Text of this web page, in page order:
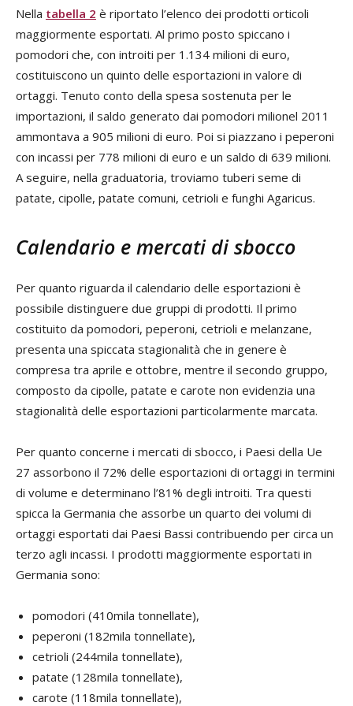
Nella tabella 2 è riportato l’elenco dei prodotti orticoli
maggiormente esportati. Al primo posto spiccano i
pomodori che, con introiti per 1.134 milioni di euro,
costituiscono un quinto delle esportazioni in valore di
ortaggi. Tenuto conto della spesa sostenuta per le
importazioni, il saldo generato dai pomodori milionel 2011
ammontava a 905 milioni di euro. Poi si piazzano i peperoni
con incassi per 778 milioni di euro e un saldo di 639 milioni.
A seguire, nella graduatoria, troviamo tuberi seme di
patate, cipolle, patate comuni, cetrioli e funghi Agaricus.
Calendario e mercati di sbocco
Per quanto riguarda il calendario delle esportazioni è
possibile distinguere due gruppi di prodotti. Il primo
costituito da pomodori, peperoni, cetrioli e melanzane,
presenta una spiccata stagionalità che in genere è
compresa tra aprile e ottobre, mentre il secondo gruppo,
composto da cipolle, patate e carote non evidenzia una
stagionalità delle esportazioni particolarmente marcata.
Per quanto concerne i mercati di sbocco, i Paesi della Ue
27 assorbono il 72% delle esportazioni di ortaggi in termini
di volume e determinano l’81% degli introiti. Tra questi
spicca la Germania che assorbe un quarto dei volumi di
ortaggi esportati dai Paesi Bassi contribuendo per circa un
terzo agli incassi. I prodotti maggiormente esportati in
Germania sono:
pomodori (410mila tonnellate),
peperoni (182mila tonnellate),
cetrioli (244mila tonnellate),
patate (128mila tonnellate),
carote (118mila tonnellate),